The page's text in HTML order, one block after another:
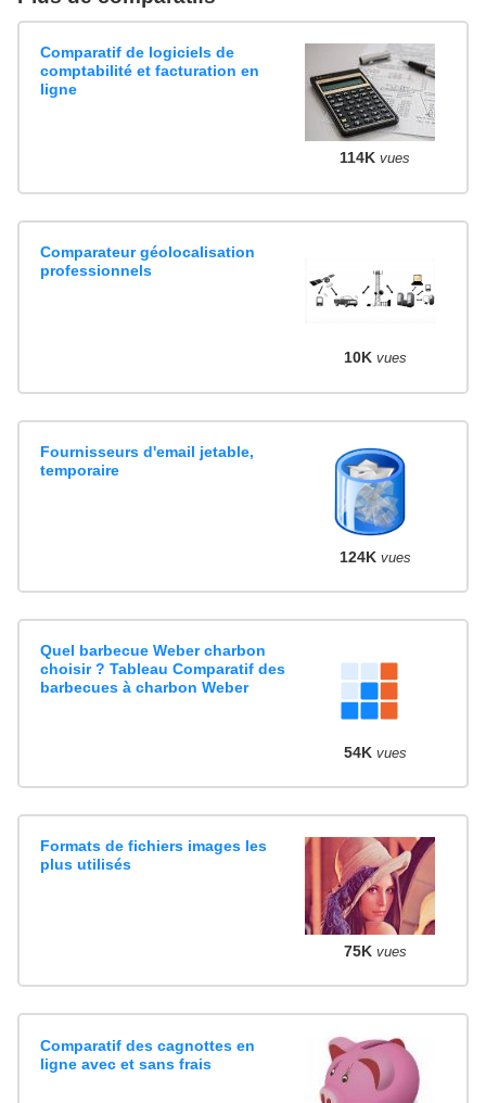
Comparatif de logiciels de
comptabilité et facturation en
ligne
114K vues
Comparateur géolocalisation
professionnels
10K vues
Fournisseurs d'email jetable,
temporaire
124K vues
Quel barbecue Weber charbon
choisir ? Tableau Comparatif des
barbecues à charbon Weber
54K vues
Formats de fichiers images les
plus utilisés
75K vues
Comparatif des cagnottes en
ligne avec et sans frais